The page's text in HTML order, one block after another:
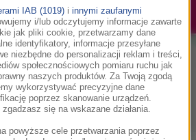
2026 - 23.08.2026
MAXX
Nowości muzyczne
IAB (1019) i innymi zaufanymi
i/lub odczytujemy informacje zawarte
jak pliki cookie, przetwarzamy dane
identyfikatory, informacje przesyłane
niezbędne do personalizacji reklam i treści,
społecznościowych pomiaru ruchu jak
naszych produktów. Za Twoją zgodą
wykorzystywać precyzyjne dane
poprzez skanowanie urządzeń.
się na wskazane działania.
powyższe cele przetwarzania poprzez